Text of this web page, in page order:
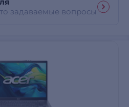
задаваемые вопросы